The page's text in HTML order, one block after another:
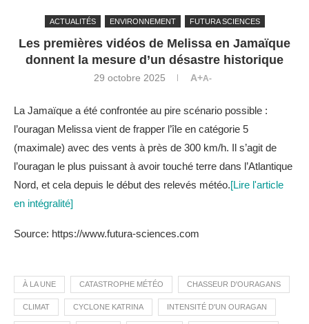
ACTUALITÉS ENVIRONNEMENT FUTURA SCIENCES
Les premières vidéos de Melissa en Jamaïque
donnent la mesure d’un désastre historique
29 octobre 2025 A+A-
La Jamaïque a été confrontée au pire scénario possible :
l’ouragan Melissa vient de frapper l’île en catégorie 5
(maximale) avec des vents à près de 300 km/h. Il s’agit de
l’ouragan le plus puissant à avoir touché terre dans l’Atlantique
Nord, et cela depuis le début des relevés météo.[Lire l'article
en intégralité]
Source: https://www.futura-sciences.com
À LA UNE CATASTROPHE MÉTÉO CHASSEUR D'OURAGANS
CLIMAT CYCLONE KATRINA INTENSITÉ D'UN OURAGAN